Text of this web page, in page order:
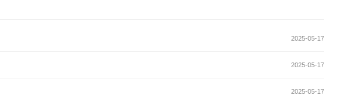
2025-05-17
2025-05-17
2025-05-17